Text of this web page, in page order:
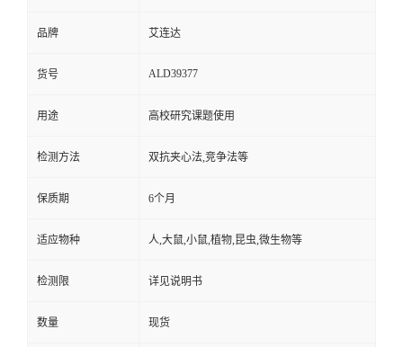
品牌 艾连达
货号 ALD39377
用途 高校研究课题使用
检测方法 双抗夹心法,竞争法等
保质期 6个月
适应物种 人,大鼠,小鼠,植物,昆虫,微生物等
检测限 详见说明书
数量 现货